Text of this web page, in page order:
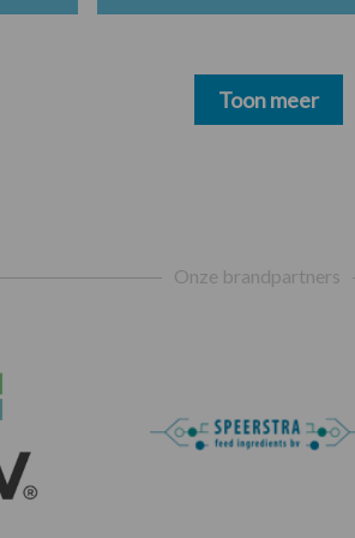
Toon meer
Onze brandpartners